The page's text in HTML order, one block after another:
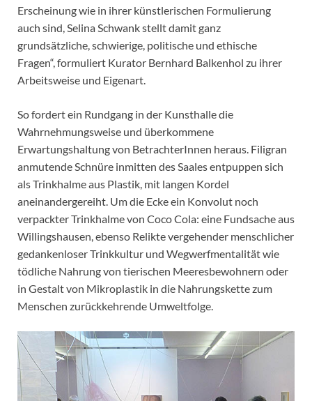
Erscheinung wie in ihrer künstlerischen Formulierung
auch sind, Selina Schwank stellt damit ganz
grundsätzliche, schwierige, politische und ethische
Fragen“, formuliert Kurator Bernhard Balkenhol zu ihrer
Arbeitsweise und Eigenart.
So fordert ein Rundgang in der Kunsthalle die
Wahrnehmungsweise und überkommene
Erwartungshaltung von BetrachterInnen heraus. Filigran
anmutende Schnüre inmitten des Saales entpuppen sich
als Trinkhalme aus Plastik, mit langen Kordel
aneinandergereiht. Um die Ecke ein Konvolut noch
verpackter Trinkhalme von Coco Cola: eine Fundsache aus
Willingshausen, ebenso Relikte vergehender menschlicher
gedankenloser Trinkkultur und Wegwerfmentalität wie
tödliche Nahrung von tierischen Meeresbewohnern oder
in Gestalt von Mikroplastik in die Nahrungskette zum
Menschen zurückkehrende Umweltfolge.